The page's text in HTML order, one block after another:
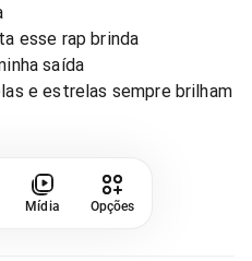
esse rap brinda
saída
e estrelas sempre brilham
Mídia Opções